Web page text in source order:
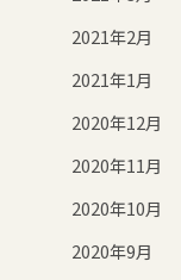
2021年2月
2021年1月
2020年12月
2020年11月
2020年10月
2020年9月